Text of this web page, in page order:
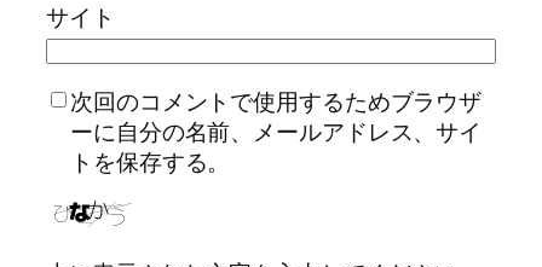
サイト
次回のコメントで使用するためブラウザ
ーに自分の名前、メールアドレス、サイ
トを保存する。